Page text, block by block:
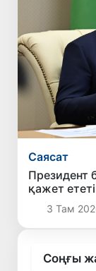
Саясат
Президент
қажет
3 Там
Соңғы